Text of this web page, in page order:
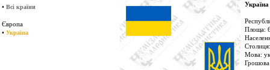
• Всі країни
Європа
• Україна
Україна
Площа:
Мова: